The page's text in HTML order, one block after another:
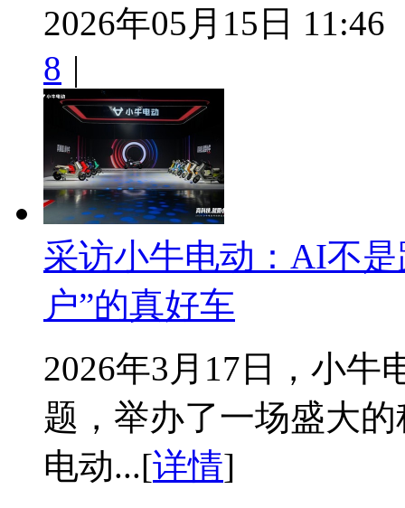
2026年05月15日 11:46
8 |
采访小牛电动：AI不
户”的真好车
2026年3月17日，小牛
题，举办了一场盛大
电动...[详情]